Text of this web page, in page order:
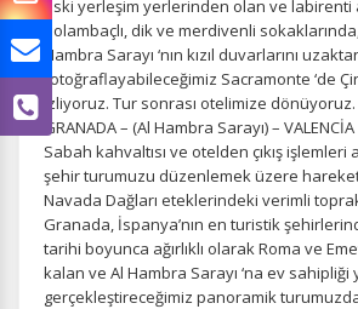
eski yerleşim yerlerinden olan ve labirenti
dolambaçlı, dik ve merdivenli
Hambra Sarayı ‘nın kızıl duvarlarını
fotoğraflayabileceğimiz Sacramonte ‘de
izliyoruz. Tur sonrası otelimize dönüyoruz.
GRANADA – (Al Hambra Sarayı) – VALENCİA
Sabah kahvaltısı ve otelden çıkış
şehir turumuzu düzenlemek üzere
Navada Dağları eteklerindeki verimli
Granada, İspanya’nın en turistik
tarihi boyunca ağırlıklı olarak Roma ve
kalan ve Al Hambra Sarayı ‘na ev
gerçekleştireceğimiz panoramik